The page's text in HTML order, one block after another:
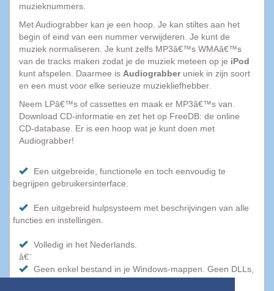
Top
programma's
AVG
2015
Popcorn
Time
Spotnet
Bittorrent
Tips
Trucs
10
Dingen
muzieknummers.
Met Audiograbber kan je een hoop. Je kan stiltes aan het
begin of eind van een nummer verwijderen. Je kunt de
muziek normaliseren. Je kunt zelfs MP3â€™s WMAâ€™s
van de tracks maken zodat je de muziek meteen op je iPod
kunt afspelen. Daarmee is Audiograbberuniek in zijn soort
en een must voor elke serieuze muziekliefhebber.
Neem LPâ€™s of cassettes en maak er MP3â€™s van.
Download CD-informatie en zet het op FreeDB: de online
CD-database. Er is een hoop wat je kunt doen met
Audiograbber!
Een uitgebreide, functionele en toch eenvoudig te
begrijpen gebruikersinterface.
Een uitgebreid hulpsysteem met beschrijvingen van alle
functies en instellingen.
Volledig in het Nederlands.
â€¨
Geen enkel bestand in je Windows-mappen. Geen DLLs,
OCXs of stuurprogrammaâ€™s die je computer in de war